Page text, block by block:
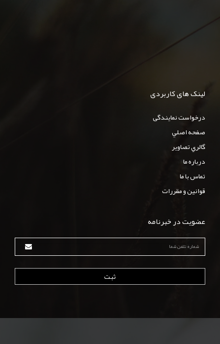
لینک های کاربردی
درخواست نمایندگی
صفحه اصلي
گالري تصاوير
درباره ما
تماس با ما
قوانين و مقررات
عضویت در خبرنامه
ثبت